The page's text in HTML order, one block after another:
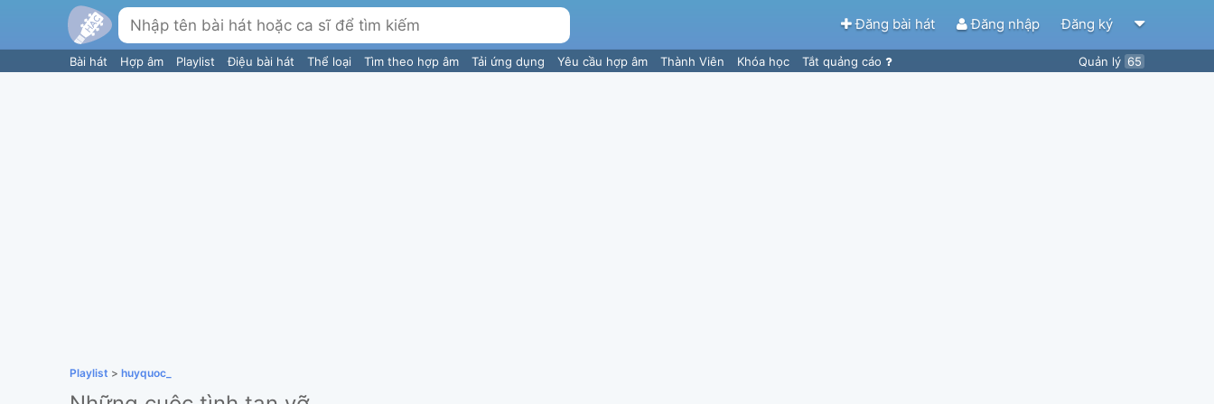
Đăng bài hát Đăng nhập Đăng ký
Bài hát Hợp âm Playlist Điệu bài hát Thể loại Tìm theo hợp âm Tải ứng dụng Yêu cầu hợp âm Thành Viên Khóa học Tắt quảng cáo Quản lý 65
Playlist > huyquoc_